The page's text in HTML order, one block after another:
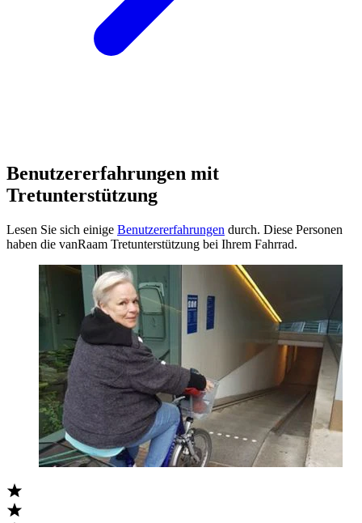
Benutzererfahrungen mit
Tretunterstützung
Lesen Sie sich einige Benutzererfahrungen durch. Diese Personen
haben die vanRaam Tretunterstützung bei Ihrem Fahrrad.